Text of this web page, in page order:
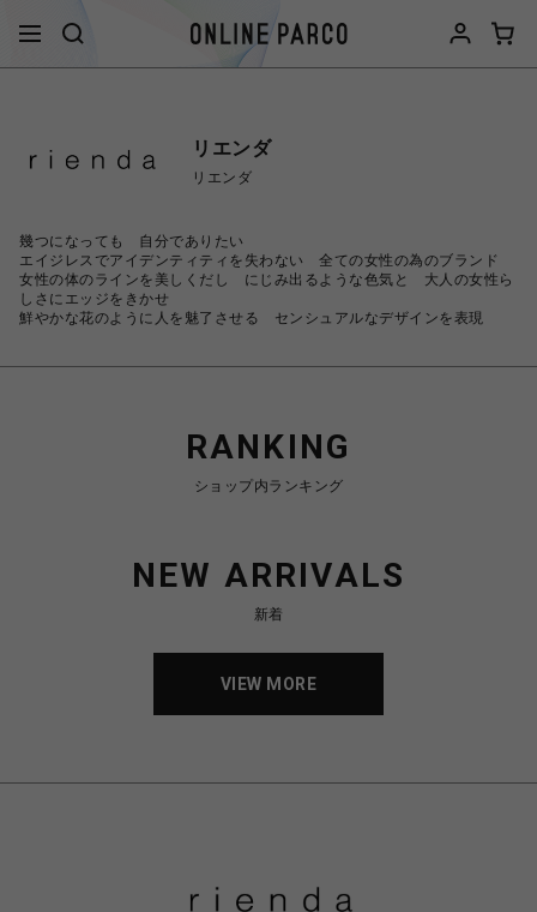
リエンダ
リエンダ
幾つになっても 自分でありたい
エイジレスでアイデンティティを失わない 全ての女性の為のブランド
女性の体のラインを美しくだし にじみ出るような色気と 大人の女性ら
しさにエッジをきかせ
鮮やかな花のように人を魅了させる センシュアルなデザインを表現
RANKING
ショップ内ランキング
NEW ARRIVALS
新着
VIEW MORE